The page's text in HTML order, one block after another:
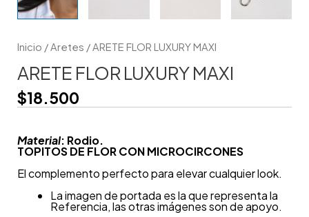
Inicio / Aretes / ARETE FLOR LUXURY MAXI
ARETE FLOR LUXURY MAXI
$18.500
Material: Rodio.
TOPITOS DE FLOR CON MICROCIRCONES
El complemento perfecto para elevar cualquier look.
La imagen de portada es la que representa la
Referencia, las otras imágenes son de apoyo.